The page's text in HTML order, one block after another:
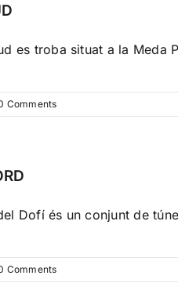
es troba situat a la Meda
Comments
Dofí és un conjunt de
Comments